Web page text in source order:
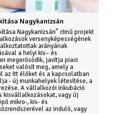
Nagykanizsán
Nagykanizsán” című projekt
versenyképességének
arányának
a helyi kis– és
megerősödik, javítja piaci
valósít meg, amely a
az itt élőket és a kapcsolatban
- új munkahelyek létesítése, a
A vállalkozói inkubáció
kisvállalkozásokat, vagy új
mikro-, kis- és
az induló, vagy